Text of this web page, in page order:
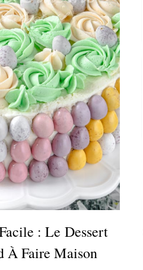
: Le Dessert
À Faire Maison